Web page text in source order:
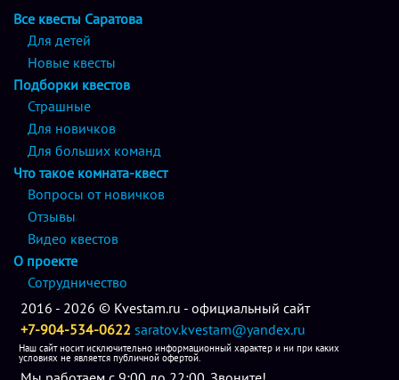
Все квесты Саратова
Для детей
Новые квесты
Подборки квестов
Страшные
Для новичков
Для больших команд
Что такое комната-квест
Вопросы от новичков
Отзывы
Видео квестов
О проекте
Сотрудничество
2016 - 2026 © Kvestam.ru - официальный сайт
+7-904-534-0622 saratov.kvestam@yandex.ru
Наш сайт носит исключительно информационный характер и ни при каких
условиях не является публичной офертой.